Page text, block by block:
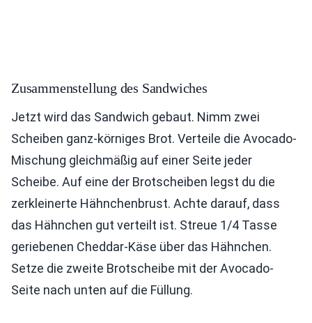
Zusammenstellung des Sandwiches
Jetzt wird das Sandwich gebaut. Nimm zwei
Scheiben ganz-körniges Brot. Verteile die Avocado-
Mischung gleichmäßig auf einer Seite jeder
Scheibe. Auf eine der Brotscheiben legst du die
zerkleinerte Hähnchenbrust. Achte darauf, dass
das Hähnchen gut verteilt ist. Streue 1/4 Tasse
geriebenen Cheddar-Käse über das Hähnchen.
Setze die zweite Brotscheibe mit der Avocado-
Seite nach unten auf die Füllung.